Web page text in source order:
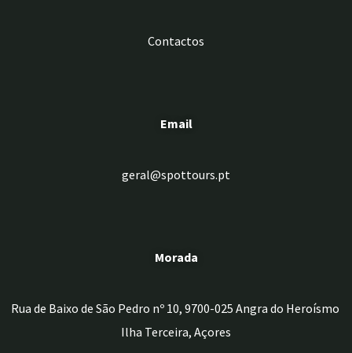
Contactos
Email
geral@spottours.pt
Morada
Rua de Baixo de São Pedro nº 10, 9700-025 Angra do Heroísmo
Ilha Terceira, Açores